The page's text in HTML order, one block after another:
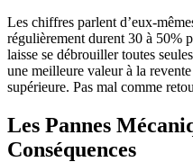
Les chiffres parlent d’eux-
régulièrement durent 30 à 50%
laisse se débrouiller toutes
une meilleure valeur à la
supérieure. Pas mal comme
Les Pannes
Conséquences